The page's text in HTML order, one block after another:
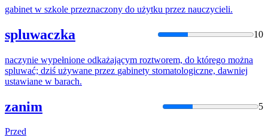
gabinet w szkole przeznaczony do użytku przez nauczycieli.
spluwaczka 10
naczynie wypełnione odkażającym roztworem, do którego można
spluwać; dziś używane przez gabinety stomatologiczne, dawniej
ustawiane w barach.
zanim 5
Przed